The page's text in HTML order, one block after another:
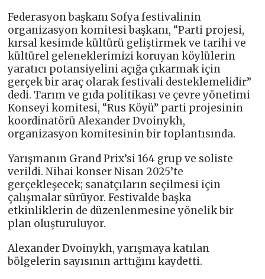
Federasyon başkanı Sofya festivalinin
organizasyon komitesi başkanı, “Parti projesi,
kırsal kesimde kültürü geliştirmek ve tarihi ve
kültürel geleneklerimizi koruyan köylülerin
yaratıcı potansiyelini açığa çıkarmak için
gerçek bir araç olarak festivali desteklemelidir”
dedi. Tarım ve gıda politikası ve çevre yönetimi
Konseyi komitesi, “Rus Köyü” parti projesinin
koordinatörü Alexander Dvoinykh,
organizasyon komitesinin bir toplantısında.
Yarışmanın Grand Prix’si 164 grup ve soliste
verildi. Nihai konser Nisan 2025’te
gerçekleşecek; sanatçıların seçilmesi için
çalışmalar sürüyor. Festivalde başka
etkinliklerin de düzenlenmesine yönelik bir
plan oluşturuluyor.
Alexander Dvoinykh, yarışmaya katılan
bölgelerin sayısının arttığını kaydetti.